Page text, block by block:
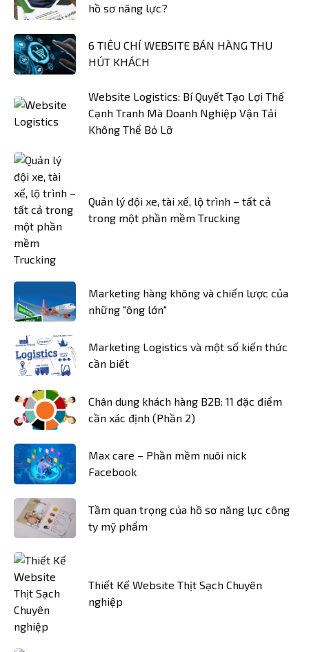
hồ sơ năng lực?
6 TIÊU CHÍ WEBSITE BÁN HÀNG THU
HÚT KHÁCH
Website Logistics: Bí Quyết Tạo Lợi Thế
Cạnh Tranh Mà Doanh Nghiệp Vận Tải
Không Thể Bỏ Lỡ
Quản lý đội xe, tài xế, lộ trình – tất cả
trong một phần mềm Trucking
Marketing hàng không và chiến lược của
những "ông lớn"
Marketing Logistics và một số kiến thức
cần biết
Chân dung khách hàng B2B: 11 đặc điểm
cần xác định (Phần 2)
Max care – Phần mềm nuôi nick
Facebook
Tầm quan trọng của hồ sơ năng lực công
ty mỹ phẩm
Thiết Kế Website Thịt Sạch Chuyên
nghiệp